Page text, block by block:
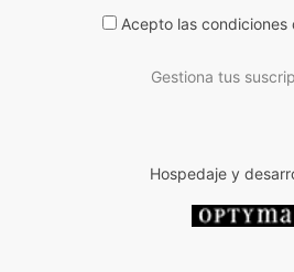
Acepto las condiciones
Gestiona tus
Hospedaje y